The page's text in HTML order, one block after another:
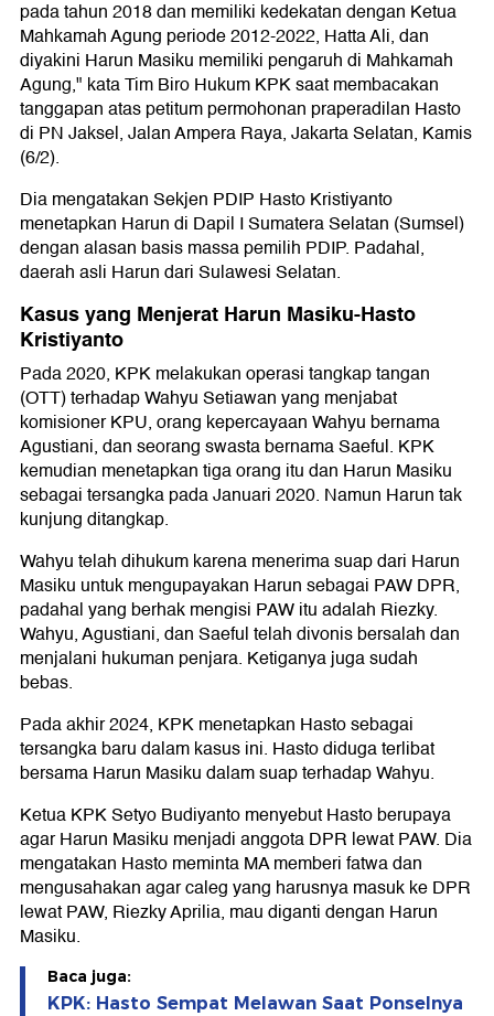
pada tahun 2018 dan memiliki kedekatan dengan Ketua
Mahkamah Agung periode 2012-2022, Hatta Ali, dan
diyakini Harun Masiku memiliki pengaruh di Mahkamah
Agung," kata Tim Biro Hukum KPK saat membacakan
tanggapan atas petitum permohonan praperadilan Hasto
di PN Jaksel, Jalan Ampera Raya, Jakarta Selatan, Kamis
(6/2).
Dia mengatakan Sekjen PDIP Hasto Kristiyanto
menetapkan Harun di Dapil I Sumatera Selatan (Sumsel)
dengan alasan basis massa pemilih PDIP. Padahal,
daerah asli Harun dari Sulawesi Selatan.
Kasus yang Menjerat Harun Masiku-Hasto
Kristiyanto
Pada 2020, KPK melakukan operasi tangkap tangan
(OTT) terhadap Wahyu Setiawan yang menjabat
komisioner KPU, orang kepercayaan Wahyu bernama
Agustiani, dan seorang swasta bernama Saeful. KPK
kemudian menetapkan tiga orang itu dan Harun Masiku
sebagai tersangka pada Januari 2020. Namun Harun tak
kunjung ditangkap.
Wahyu telah dihukum karena menerima suap dari Harun
Masiku untuk mengupayakan Harun sebagai PAW DPR,
padahal yang berhak mengisi PAW itu adalah Riezky.
Wahyu, Agustiani, dan Saeful telah divonis bersalah dan
menjalani hukuman penjara. Ketiganya juga sudah
bebas.
Pada akhir 2024, KPK menetapkan Hasto sebagai
tersangka baru dalam kasus ini. Hasto diduga terlibat
bersama Harun Masiku dalam suap terhadap Wahyu.
Ketua KPK Setyo Budiyanto menyebut Hasto berupaya
agar Harun Masiku menjadi anggota DPR lewat PAW. Dia
mengatakan Hasto meminta MA memberi fatwa dan
mengusahakan agar caleg yang harusnya masuk ke DPR
lewat PAW, Riezky Aprilia, mau diganti dengan Harun
Masiku.
Baca juga:
KPK: Hasto Sempat Melawan Saat Ponselnya